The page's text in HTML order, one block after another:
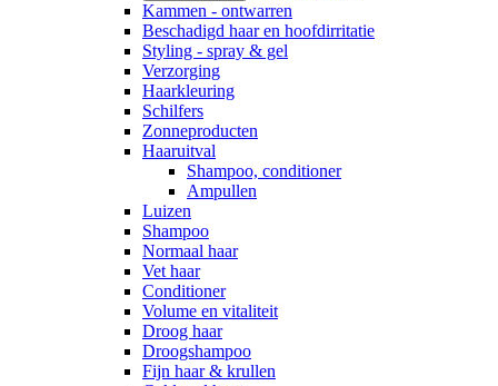
Kammen - ontwarren
Beschadigd haar en hoofdirritatie
Styling - spray & gel
Verzorging
Haarkleuring
Schilfers
Zonneproducten
Haaruitval
Shampoo, conditioner
Ampullen
Luizen
Shampoo
Normaal haar
Vet haar
Conditioner
Volume en vitaliteit
Droog haar
Droogshampoo
Fijn haar & krullen